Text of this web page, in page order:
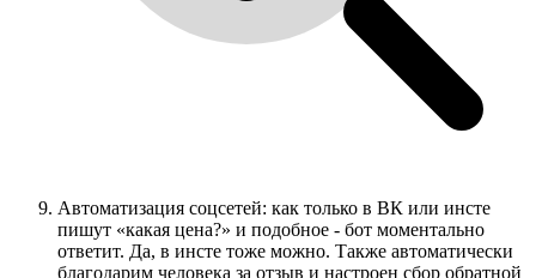
Автоматизация соцсетей: как только в ВК или инсте
пишут «какая цена?» и подобное - бот моментально
ответит. Да, в инсте тоже можно. Также автоматически
благодарим человека за отзыв и настроен сбор обратной